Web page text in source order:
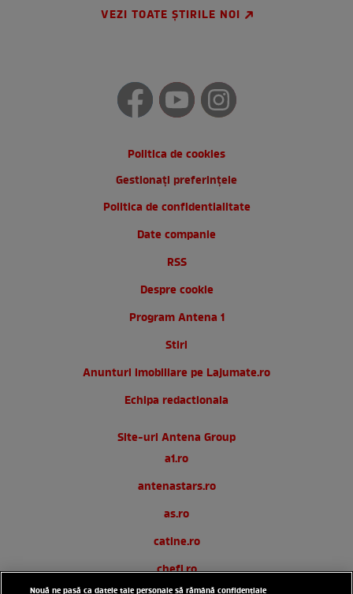
VEZI TOATE ȘTIRILE NOI
Politica de cookies
Gestionați preferințele
Politica de confidentialitate
Date companie
RSS
Despre cookie
Program Antena 1
Stiri
Anunturi imobiliare pe Lajumate.ro
Echipa redactionala
Site-uri Antena Group
a1.ro
antenastars.ro
as.ro
catine.ro
chefi.ro
Nouă ne pasă ca datele tale personale să rămână confidențiale